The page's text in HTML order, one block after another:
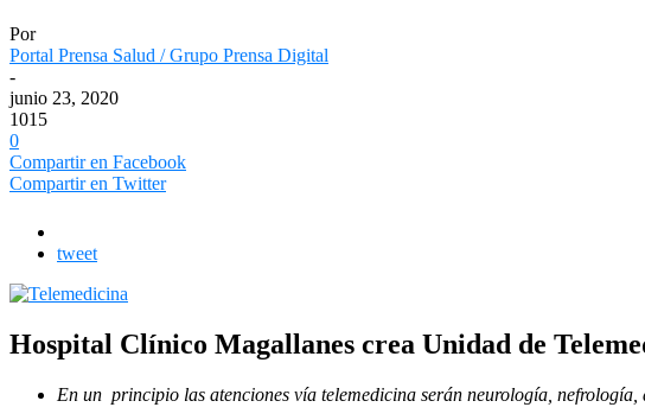
Por
Portal Prensa Salud / Grupo Prensa Digital
-
junio 23, 2020
1015
0
Compartir en Facebook
Compartir en Twitter
tweet
Hospital Clínico Magallanes crea Unidad de
En un principio las atenciones vía telemedicina serán neurología,